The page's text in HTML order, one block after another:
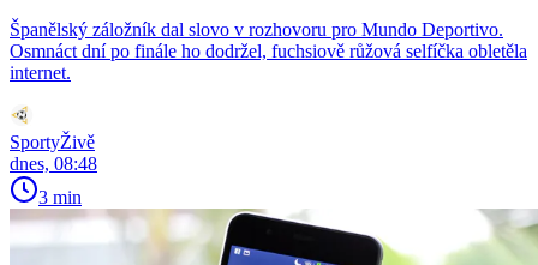
Španělský záložník dal slovo v rozhovoru pro Mundo Deportivo.
Osmnáct dní po finále ho dodržel, fuchsiově růžová selfíčka obletěla
internet.
SportyŽivě
dnes, 08:48
3 min